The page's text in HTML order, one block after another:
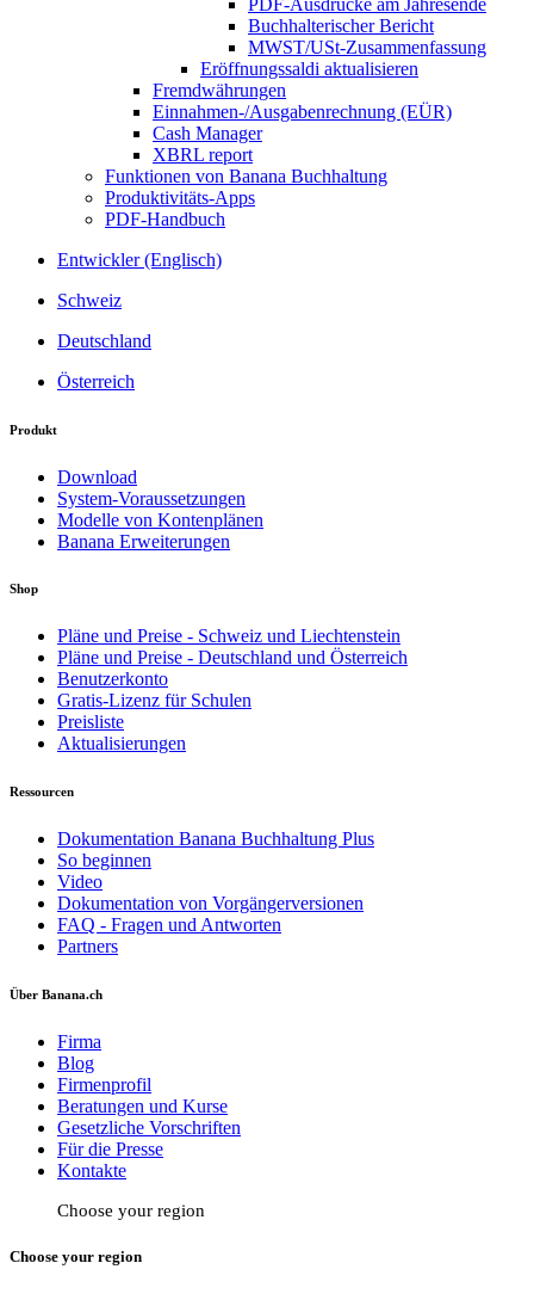
Buchhalterischer Bericht
MWST/USt-Zusammenfassung
Eröffnungssaldi aktualisieren
Fremdwährungen
Einnahmen-/Ausgabenrechnung (EÜR)
Cash Manager
XBRL report
Funktionen von Banana Buchhaltung
Produktivitäts-Apps
PDF-Handbuch
Entwickler (Englisch)
Schweiz
Deutschland
Österreich
Produkt
Download
System-Voraussetzungen
Modelle von Kontenplänen
Banana Erweiterungen
Shop
Pläne und Preise - Schweiz und Liechtenstein
Pläne und Preise - Deutschland und Österreich
Benutzerkonto
Gratis-Lizenz für Schulen
Preisliste
Aktualisierungen
Ressourcen
Dokumentation Banana Buchhaltung Plus
So beginnen
Video
Dokumentation von Vorgängerversionen
FAQ - Fragen und Antworten
Partners
Über Banana.ch
Firma
Blog
Firmenprofil
Beratungen und Kurse
Gesetzliche Vorschriften
Für die Presse
Kontakte
Choose your region
Choose your region